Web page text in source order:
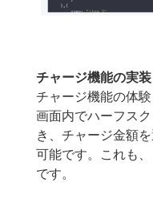
チャージ機能の実装
チャージ機能の体
画面内でハーフス
き、チャージ金額
可能です。これも
です。